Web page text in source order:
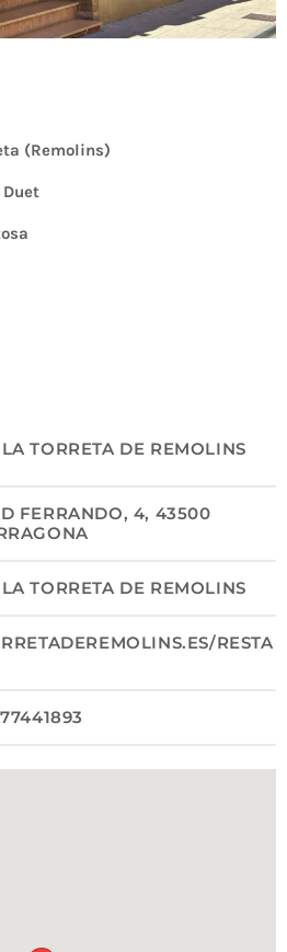
(Remolins)
TORRETA DE REMOLINS
FERRANDO, 4, 43500
TORRETA DE REMOLINS
RESTA